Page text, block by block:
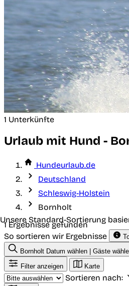
1 Unterkünfte
Urlaub mit Hund -
Hundeurlaub.de
Deutschland
Schleswig-Holstein
Bornholt
1 Ergebnisse gefunden
So sortieren wir Ergebnisse
Unsere Standard-Sortierung
Bornholt Datum wählen | Gäste
Filter anzeigen
Karte
Sortieren nach: